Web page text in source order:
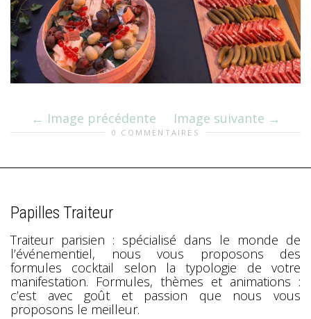
Image précédente Image suivante
0 COMMENTAIRES
Papilles Traiteur
Traiteur parisien : spécialisé dans le monde de
l’événementiel, nous vous proposons des
formules cocktail selon la typologie de votre
manifestation. Formules, thèmes et animations :
c’est avec goût et passion que nous vous
proposons le meilleur.